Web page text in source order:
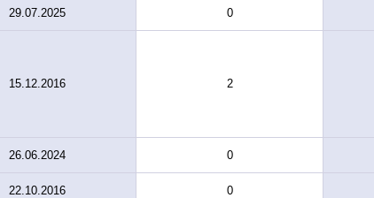
29.07.2025 0
15.12.2016 2
26.06.2024 0
22.10.2016 0